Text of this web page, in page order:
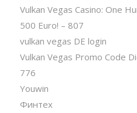
Vulkan Vegas Casino: One
500 Euro! – 807
vulkan vegas DE login
Vulkan Vegas Promo Code
776
Youwin
Финтех